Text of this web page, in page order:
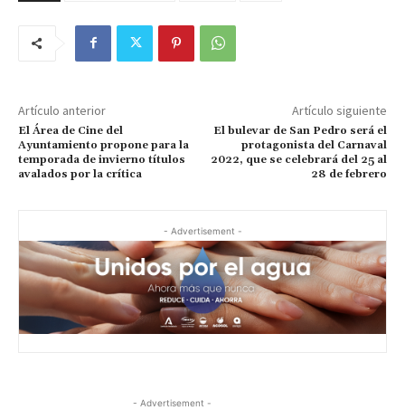
Artículo anterior
El Área de Cine del
Ayuntamiento propone para la
temporada de invierno títulos
avalados por la crítica
Artículo siguiente
El bulevar de San Pedro será el
protagonista del Carnaval
2022, que se celebrará del 25 al
28 de febrero
- Advertisement -
- Advertisement -